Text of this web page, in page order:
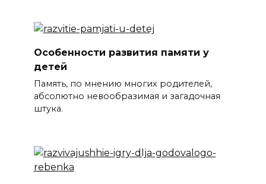
Особенности развития памяти у
детей
Память, по мнению многих родителей,
абсолютно невообразимая и загадочная
штука.